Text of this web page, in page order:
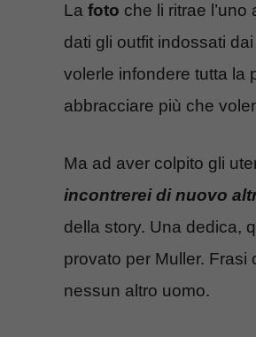
La foto che li ritrae
dati gli outfit indossati
volerle infondere tutta la
abbracciare più che
Ma ad aver colpito gli
incontrerei di nuovo
della story. Una dedica,
provato per Muller. Frasi
nessun altro uomo.